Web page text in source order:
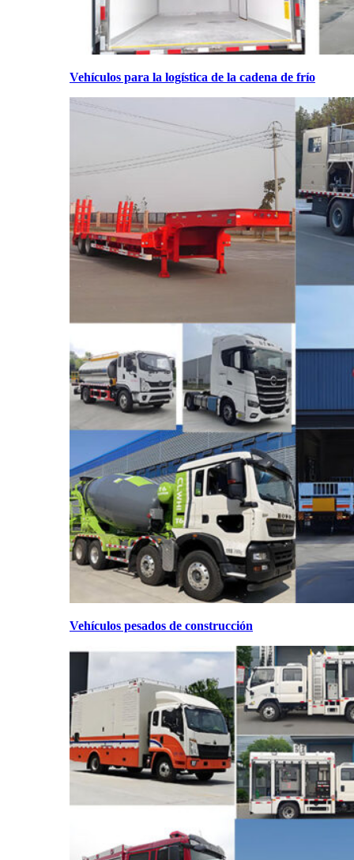
Vehículos para la logística de la cadena de frío
Vehículos pesados de construcción